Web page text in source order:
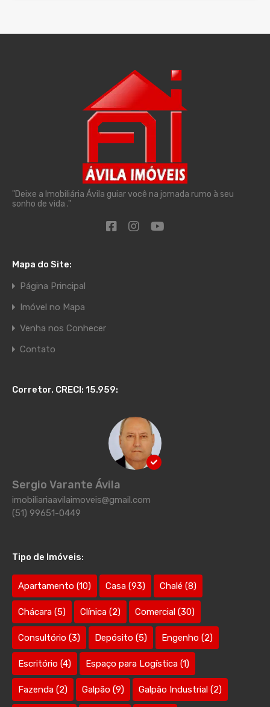
"Deixe a Imobiliária Ávila guiar você na jornada rumo à seu
sonho de vida ."
Mapa do Site:
Página Principal
Imóvel no Mapa
Venha nos Conhecer
Contato
Corretor. CRECI: 15.959:
Sergio Varante Ávila
imobiliariaavilaimoveis@gmail.com
(51) 99651-0449
Tipo de Imóveis:
Apartamento (10) Casa (93) Chalé (8)
Chácara (5) Clínica (2) Comercial (30)
Consultório (3) Depósito (5) Engenho (2)
Escritório (4) Espaço para Logística (1)
Fazenda (2) Galpão (9) Galpão Industrial (2)